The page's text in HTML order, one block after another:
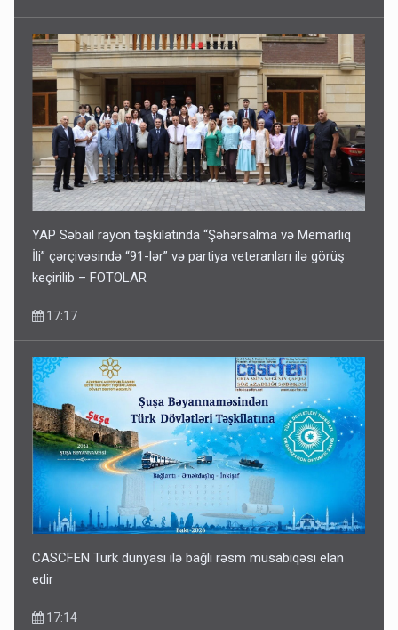
YAP Səbail rayon təşkilatında “Şəhərsalma və Memarlıq
İli” çərçivəsində “91-lər” və partiya veteranları ilə görüş
keçirilib – FOTOLAR
17:17
CASCFEN Türk dünyası ilə bağlı rəsm müsabiqəsi elan
edir
17:14